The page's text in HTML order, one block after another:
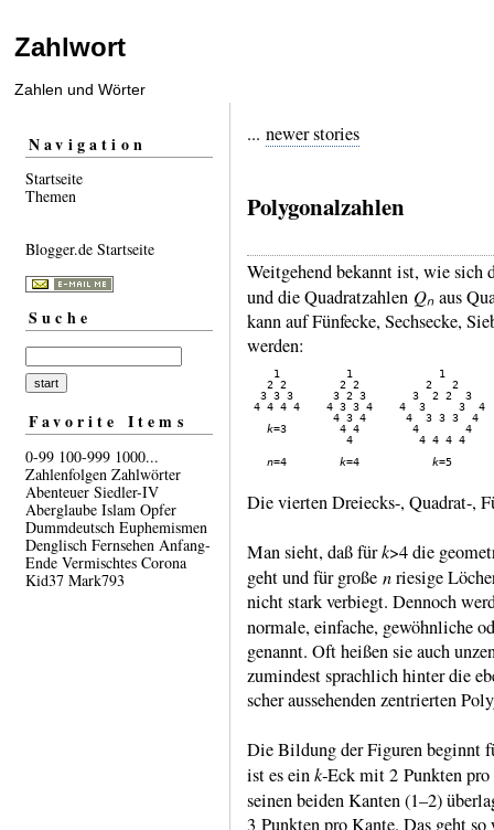
Zahlwort
Zahlen und Wörter
Navigation
Startseite
Themen
Blogger.de Startseite
Suche
Favorite Items
0-99 100-999 1000...
Zahlenfolgen Zahlwörter
Abenteuer Siedler-IV
Aberglaube Islam Opfer
Dummdeutsch Euphemismen
Denglisch Fernsehen Anfang-
Ende Vermischtes Corona
Kid37 Mark793
... newer stories
Polygonalzahlen
Weitgehend bekannt ist, wie sich
und die Qua­drat­zah­len Qₙaus
kann auf Fünf­ecke, Sechs­ecke,
werden:
1          1             1
2 2        2 2          2   2
3 3 3      3 2 3       3  2 2  3
4 4 4 4    4 3 3 4    4  3     3  4
4 3 4      4  3 3 3  4
k=3        4 4        4       4
4          4 4 4 4
n=4 k=4 k=5
Die vierten Dreiecks-, Quadrat-,
Man sieht, daß fürk>4 die
geht und für große nrie­sige
nicht stark ver­biegt. Dennoch
normale, einfache, gewöhn­liche
genannt. Oft heißen sie auch
zumin­dest sprach­lich hinter die
scher aus­sehen­den zen­trier­ten
Die Bildung der Figuren beginnt
ist es eink‑Eck mit 2 Punk­ten
seinen beiden Kanten (1–2)
3 Punk­ten pro Kante. Das geht